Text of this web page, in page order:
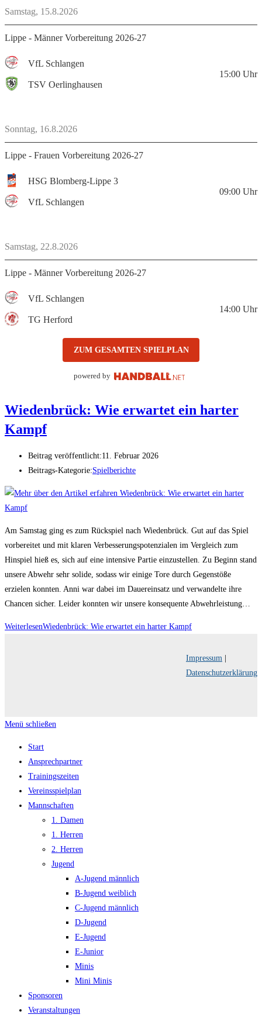
Wiedenbrück: Wie erwartet ein harter
Kampf
Beitrag veröffentlicht:11. Februar 2026
Beitrags-Kategorie:Spielberichte
Am Samstag ging es zum Rückspiel nach Wiedenbrück. Gut auf das Spiel
vorbereitet und mit klaren Verbesserungspotenzialen im Vergleich zum
Hinspiel hieß es, sich auf eine intensive Partie einzustellen. Zu Beginn stand
unsere Abwehr sehr solide, sodass wir einige Tore durch Gegenstöße
erzielen konnten. Anni war dabei im Dauereinsatz und verwandelte ihre
Chancen sicher. Leider konnten wir unsere konsequente Abwehrleistung…
WeiterlesenWiedenbrück: Wie erwartet ein harter Kampf
Samstag, 15.8.2026
Lippe - Männer Vorbereitung 2026-27
VfL Schlangen
TSV Oerlinghausen
15:00 Uhr
Sonntag, 16.8.2026
Lippe - Frauen Vorbereitung 2026-27
HSG Blomberg-Lippe 3
VfL Schlangen
09:00 Uhr
Samstag, 22.8.2026
Lippe - Männer Vorbereitung 2026-27
VfL Schlangen
TG Herford
14:00 Uhr
ZUM GESAMTEN SPIELPLAN
powered by
Impressum
Datenschutzerklärung
Menü schließen
Start
Ansprechpartner
Trainingszeiten
Vereinsspielplan
Mannschaften
1. Damen
1. Herren
2. Herren
Jugend
A-Jugend männlich
B-Jugend weiblich
C-Jugend männlich
D-Jugend
E-Jugend
E-Junior
Minis
Mini Minis
Sponsoren
Veranstaltungen